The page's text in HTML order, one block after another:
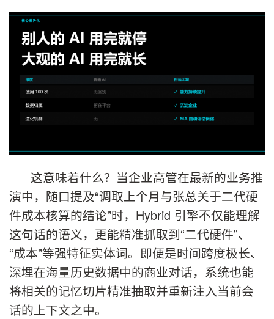
这意味着什么？当企业高管在最新的业务推
演中，随口提及“调取上个月与张总关于二代硬
件成本核算的结论”时，Hybrid 引擎不仅能理解
这句话的语义，更能精准抓取到“二代硬件”、
“成本”等强特征实体词。即便是时间跨度极长、
深埋在海量历史数据中的商业对话，系统也能
将相关的记忆切片精准抽取并重新注入当前会
话的上下文之中。